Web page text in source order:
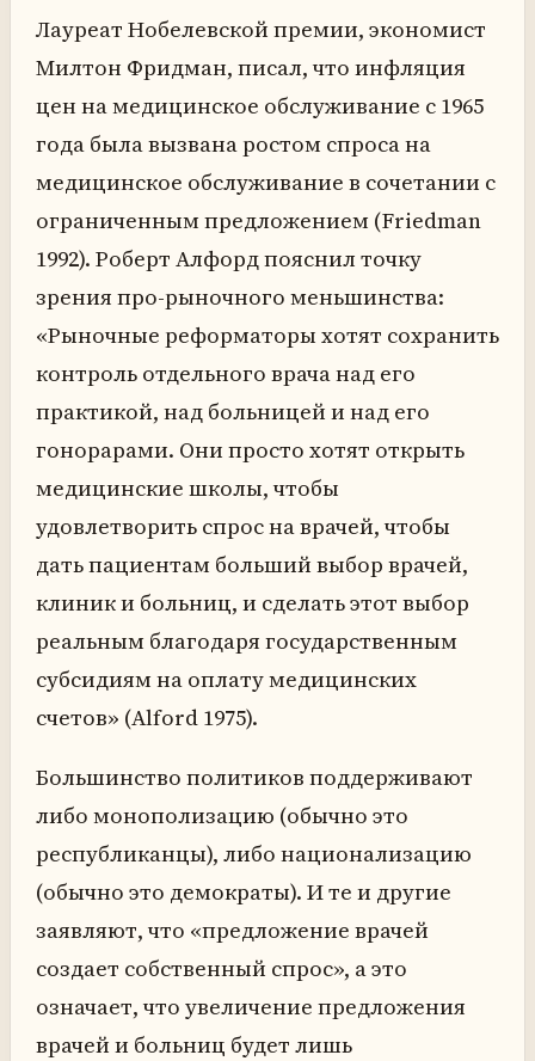
Лауреат Нобелевской премии, экономист
Милтон Фридман, писал, что инфляция
цен на медицинское обслуживание с 1965
года была вызвана ростом спроса на
медицинское обслуживание в сочетании с
ограниченным предложением (Friedman
1992). Роберт Алфорд пояснил точку
зрения про-рыночного меньшинства:
«Рыночные реформаторы хотят сохранить
контроль отдельного врача над его
практикой, над больницей и над его
гонорарами. Они просто хотят открыть
медицинские школы, чтобы
удовлетворить спрос на врачей, чтобы
дать пациентам больший выбор врачей,
клиник и больниц, и сделать этот выбор
реальным благодаря государственным
субсидиям на оплату медицинских
счетов» (Alford 1975).
Большинство политиков поддерживают
либо монополизацию (обычно это
республиканцы), либо национализацию
(обычно это демократы). И те и другие
заявляют, что «предложение врачей
создает собственный спрос», а это
означает, что увеличение предложения
врачей и больниц будет лишь